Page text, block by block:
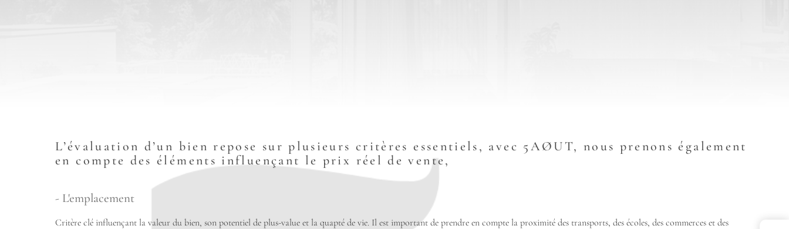
L’évaluation d’un bien repose sur plusieurs critères essentiels, avec 5AØUT, nous prenons également
en compte des éléments influençant le prix réel de vente,
- L'emplacement
Critère clé influençant la valeur du bien, son potentiel de plus-value et la quapté de vie. Il est important de prendre en compte la proximité des transports, des écoles, des commerces et des